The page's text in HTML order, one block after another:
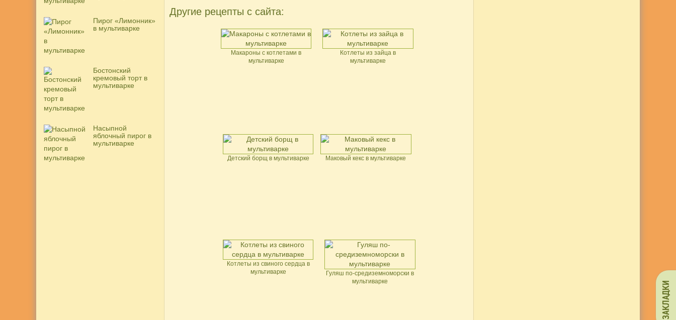
ЗАКЛАДКИ
Пирог «Лимонник»
в мультиварке
Бостонский
кремовый торт в
мультиварке
Насыпной
яблочный пирог в
мультиварке
Другие рецепты с сайта:
Макароны с котлетами в
мультиварке
Котлеты из зайца в
мультиварке
Детский борщ в мультиварке Маковый кекс в мультиварке
Котлеты из свиного сердца в
мультиварке
Гуляш по-средиземноморски в
мультиварке